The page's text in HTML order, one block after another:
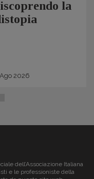
la
Ago 2026
dell’Associazione Italiana
e le professioniste della